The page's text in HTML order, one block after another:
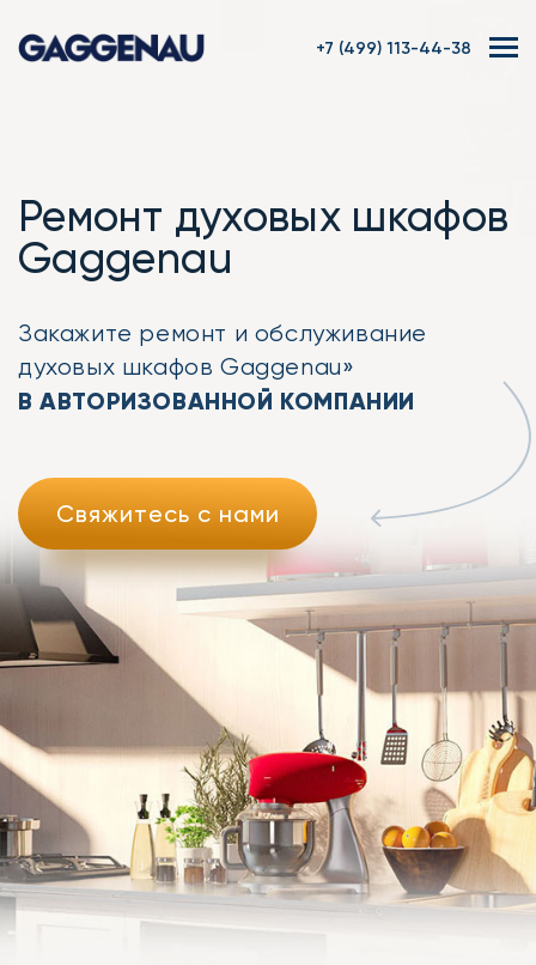
+7 (499) 113-44-38
Ремонт духовых шкафов
Gaggenau
Закажите ремонт и обслуживание
духовых шкафов Gaggenau»
В АВТОРИЗОВАННОЙ КОМПАНИИ
Свяжитесь с нами